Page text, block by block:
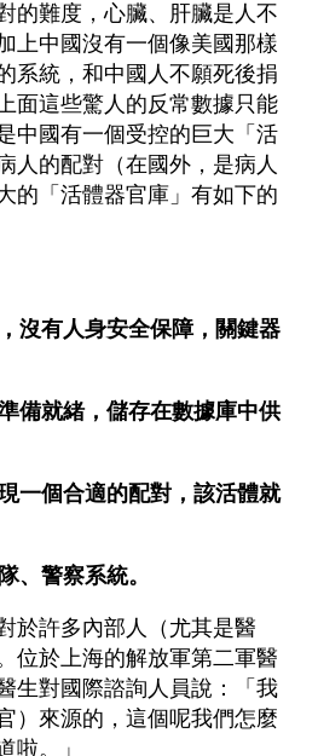
的難度，心臟、肝臟是人不
上中國沒有一個像美國那樣
系統，和中國人不願死後捐
面這些驚人的反常數據只能
中國有一個受控的巨大「活
人的配對（在國外，是病人
的「活體器官庫」有如下的
沒有人身安全保障，關鍵器
備就緒，儲存在數據庫中供
一個合適的配對，該活體就
、警察系統。
於許多內部人（尤其是醫
位於上海的解放軍第二軍醫
生對國際諮詢人員說：「我
）來源的，這個呢我們怎麼
。」